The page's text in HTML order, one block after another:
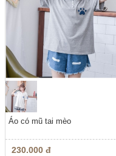
Áo có mũ tai mèo
230.000 đ